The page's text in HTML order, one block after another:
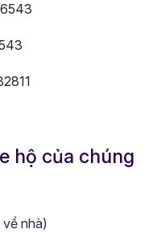
hộ của chúng
nhà)